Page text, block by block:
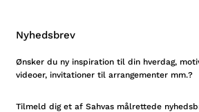
Nyhedsbrev
Ønsker du ny inspiration til din hverdag,
videoer, invitationer til arrangementer mm.?
Tilmeld dig et af Sahvas målrettede